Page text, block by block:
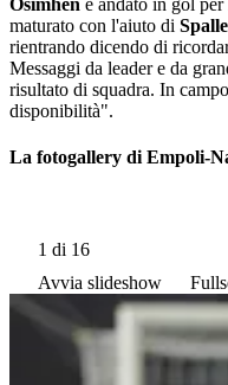
Osimhen è andato in gol
maturato con l'aiuto di
rientrando dicendo di
Messaggi da leader e da
risultato di squadra. In
disponibilità".
La fotogallery di Empoli-
1 di 16
Avvia slideshow